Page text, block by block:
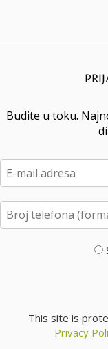
Budite u toku.
This site is
Privacy